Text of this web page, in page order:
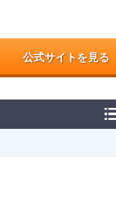
公式サイトを見る